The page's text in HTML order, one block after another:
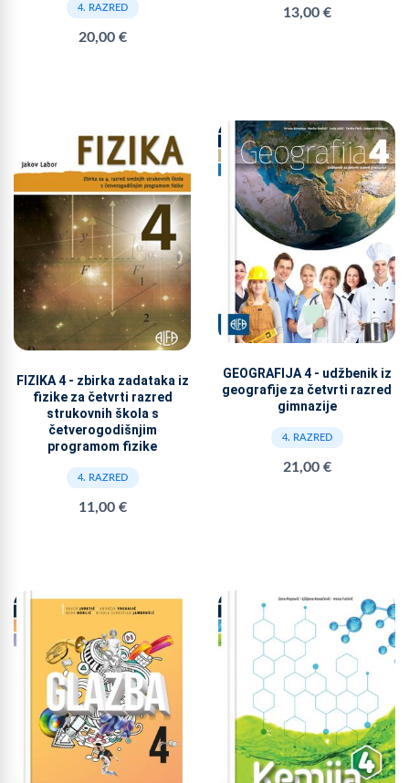
4. RAZRED
20,00 €
13,00 €
FIZIKA 4 - zbirka zadataka iz
fizike za četvrti razred
strukovnih škola s
četverogodišnjim
programom fizike
4. RAZRED
11,00 €
GEOGRAFIJA 4 - udžbenik iz
geografije za četvrti razred
gimnazije
4. RAZRED
21,00 €